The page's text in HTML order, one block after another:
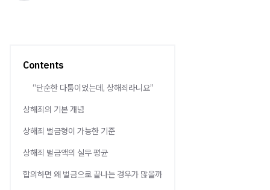
Contents
“단순한 다툼이었는데, 상해죄라니요”
상해죄의 기본 개념
상해죄 벌금형이 가능한 기준
상해죄 벌금액의 실무 평균
합의하면 왜 벌금으로 끝나는 경우가 많을까